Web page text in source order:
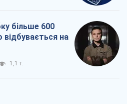
більше 600
відбувається на
1,1 т.